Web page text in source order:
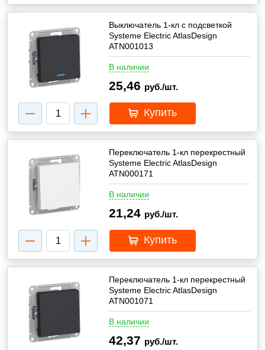
Выключатель 1-кл с подсветкой
Systeme Electric AtlasDesign
ATN001013
В наличии
25,46 руб./шт.
Купить
Переключатель 1-кл перекрестный
Systeme Electric AtlasDesign
ATN000171
В наличии
21,24 руб./шт.
Купить
Переключатель 1-кл перекрестный
Systeme Electric AtlasDesign
ATN001071
В наличии
42,37 руб./шт.